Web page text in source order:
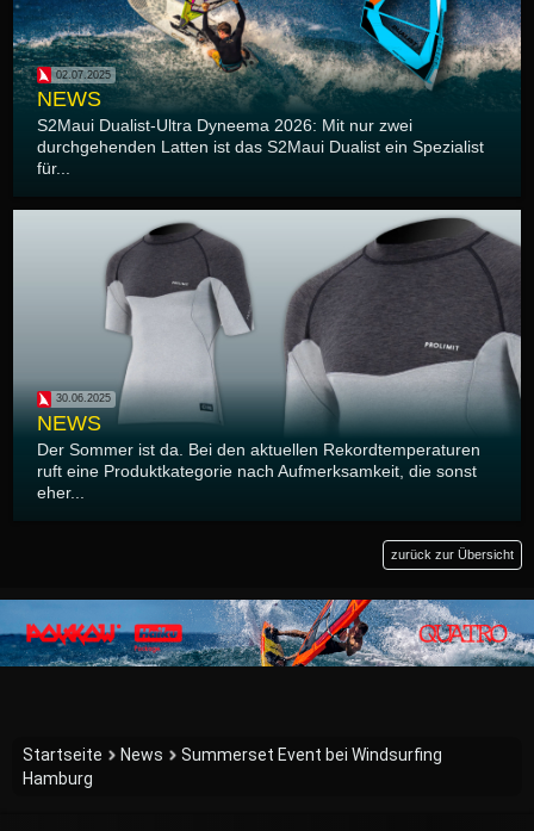
02.07.2025
NEWS
S2Maui Dualist-Ultra Dyneema 2026: Mit nur zwei
durchgehenden Latten ist das S2Maui Dualist ein Spezialist
für...
30.06.2025
NEWS
Der Sommer ist da. Bei den aktuellen Rekordtemperaturen
ruft eine Produktkategorie nach Aufmerksamkeit, die sonst
eher...
zurück zur Übersicht
Startseite News
Summerset Event bei Windsurfing
Hamburg